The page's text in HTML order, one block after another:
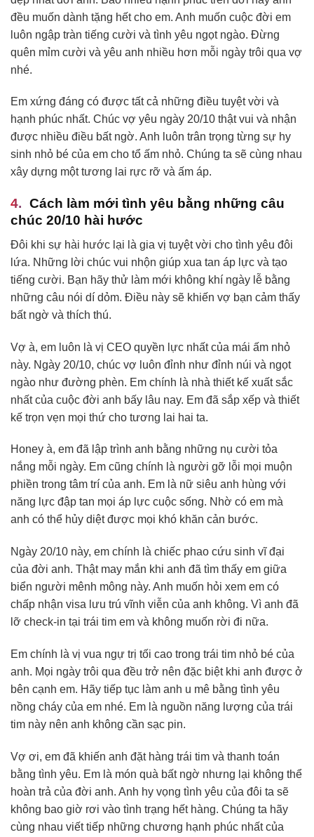
đều muốn dành tặng hết cho em. Anh muốn cuộc đời em
luôn ngập tràn tiếng cười và tình yêu ngọt ngào. Đừng
quên mỉm cười và yêu anh nhiều hơn mỗi ngày trôi qua vợ
nhé.
Em xứng đáng có được tất cả những điều tuyệt vời và
hạnh phúc nhất. Chúc vợ yêu ngày 20/10 thật vui và nhận
được nhiều điều bất ngờ. Anh luôn trân trọng từng sự hy
sinh nhỏ bé của em cho tổ ấm nhỏ. Chúng ta sẽ cùng nhau
xây dựng một tương lai rực rỡ và ấm áp.
Cách làm mới tình yêu bằng những câu
chúc 20/10 hài hước
Đôi khi sự hài hước lại là gia vị tuyệt vời cho tình yêu đôi
lứa. Những lời chúc vui nhộn giúp xua tan áp lực và tạo
tiếng cười. Bạn hãy thử làm mới không khí ngày lễ bằng
những câu nói dí dỏm. Điều này sẽ khiến vợ bạn cảm thấy
bất ngờ và thích thú.
Vợ à, em luôn là vị CEO quyền lực nhất của mái ấm nhỏ
này. Ngày 20/10, chúc vợ luôn đỉnh như đỉnh núi và ngọt
ngào như đường phèn. Em chính là nhà thiết kế xuất sắc
nhất của cuộc đời anh bấy lâu nay. Em đã sắp xếp và thiết
kế trọn vẹn mọi thứ cho tương lai hai ta.
Honey à, em đã lập trình anh bằng những nụ cười tỏa
nắng mỗi ngày. Em cũng chính là người gỡ lỗi mọi muộn
phiền trong tâm trí của anh. Em là nữ siêu anh hùng với
năng lực đập tan mọi áp lực cuộc sống. Nhờ có em mà
anh có thể hủy diệt được mọi khó khăn cản bước.
Ngày 20/10 này, em chính là chiếc phao cứu sinh vĩ đại
của đời anh. Thật may mắn khi anh đã tìm thấy em giữa
biển người mênh mông này. Anh muốn hỏi xem em có
chấp nhận visa lưu trú vĩnh viễn của anh không. Vì anh đã
lỡ check-in tại trái tim em và không muốn rời đi nữa.
Em chính là vị vua ngự trị tối cao trong trái tim nhỏ bé của
anh. Mọi ngày trôi qua đều trở nên đặc biệt khi anh được ở
bên cạnh em. Hãy tiếp tục làm anh u mê bằng tình yêu
nồng cháy của em nhé. Em là nguồn năng lượng của trái
tim này nên anh không cần sạc pin.
Vợ ơi, em đã khiến anh đặt hàng trái tim và thanh toán
bằng tình yêu. Em là món quà bất ngờ nhưng lại không thể
hoàn trả của đời anh. Anh hy vọng tình yêu của đôi ta sẽ
không bao giờ rơi vào tình trạng hết hàng. Chúng ta hãy
cùng nhau viết tiếp những chương hạnh phúc nhất của